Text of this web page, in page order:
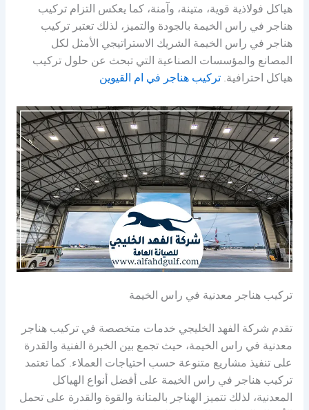
هياكل فولاذية قوية، متينة، وآمنة، كما يعكس التزام تركيب
هناجر في راس الخيمة بالجودة والتميز، لذلك تعتبر تركيب
هناجر في راس الخيمة الشريك الاستراتيجي الأمثل لكل
المصانع والمؤسسات الصناعية التي تبحث عن حلول تركيب
هياكل احترافية. تركيب هناجر في ام القيوين
تركيب هناجر معدنية في راس الخيمة
تقدم شركة الفهد الخليجي خدمات متخصصة في تركيب هناجر
معدنية في راس الخيمة، حيث تجمع بين الخبرة الفنية والقدرة
على تنفيذ مشاريع متنوعة حسب احتياجات العملاء. كما تعتمد
تركيب هناجر في راس الخيمة على أفضل أنواع الهياكل
المعدنية، لذلك تتميز الهناجر بالمتانة والقوة والقدرة على تحمل